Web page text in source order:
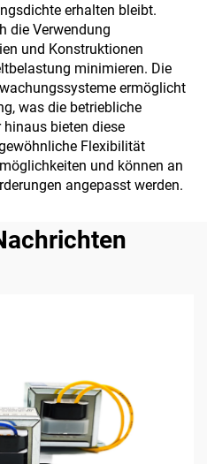
erhalten bleibt.
die Verwendung
und Konstruktionen
minimieren. Die
ermöglicht
was die betriebliche
hinaus bieten diese
Flexibilität
und können an
angepasst werden.